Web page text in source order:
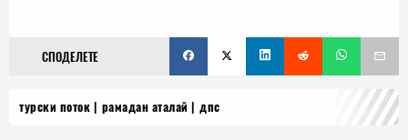
СПОДЕЛЕТЕ
турски поток рамадан аталай дпс